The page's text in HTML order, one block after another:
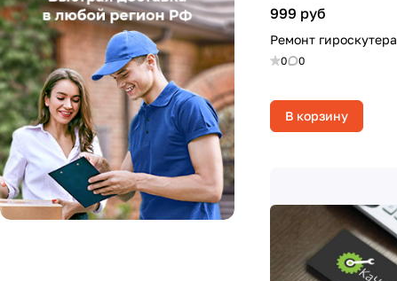
999 руб
Ремонт гироскутера
0 0
В корзину